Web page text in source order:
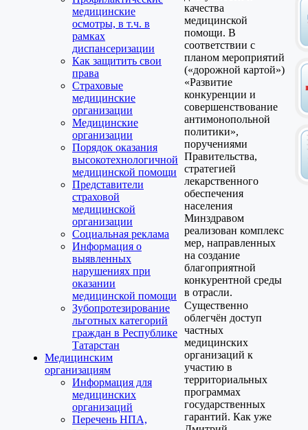
медицинские
осмотры, в т.ч. в
рамках
диспансеризации
Как защитить свои
права
Страховые
медицинские
организации
Медицинские
организации
Порядок оказания
высокотехнологичной
медицинской помощи
Представители
страховой
медицинской
организации
Социальная реклама
Информация о
выявленных
нарушениях при
оказании
медицинской помощи
Зубопротезирование
льготных категорий
граждан в Республике
Татарстан
Медицинским
организациям
Информация для
медицинских
организаций
Перечень НПА,
качества
медицинской
помощи. В
соответствии с
планом мероприятий
(«дорожной картой»)
«Развитие
конкуренции и
совершенствование
антимонопольной
политики»,
поручениями
Правительства,
стратегией
лекарственного
обеспечения
населения
Минздравом
реализован комплекс
мер, направленных
на создание
благоприятной
конкурентной среды
в отрасли.
Существенно
облегчён доступ
частных
медицинских
организаций к
участию в
территориальных
программах
государственных
гарантий. Как уже